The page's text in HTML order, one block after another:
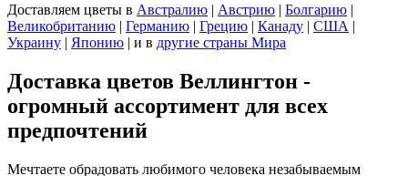
Доставляем цветы в Австралию | Австрию | Болгарию |
Великобританию | Германию | Грецию | Канаду | США |
Украину | Японию | и в другие страны Мира
Доставка цветов Веллингтон -
огромный ассортимент для всех
предпочтений
Мечтаете обрадовать любимого человека незабываемым